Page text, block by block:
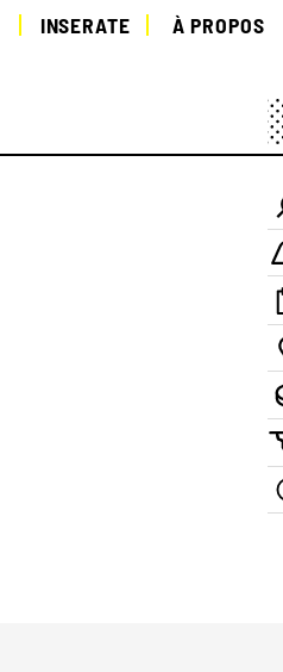
INSERATE À PROPOS